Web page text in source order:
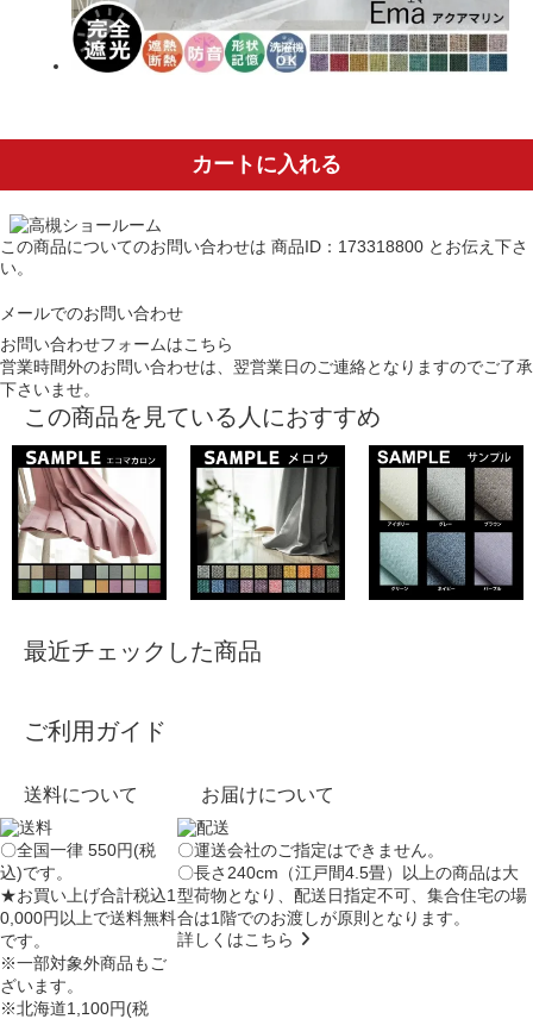
カートに入れる
この商品についてのお問い合わせは 商品ID：173318800 とお伝え下さ
い。
メールでのお問い合わせ
お問い合わせフォームはこちら
営業時間外のお問い合わせは、翌営業日のご連絡となりますのでご了承
下さいませ。
この商品を見ている人におすすめ
最近チェックした商品
ご利用ガイド
送料について
〇全国一律 550円(税
込)です。
★お買い上げ合計税込1
0,000円以上で送料無料
です。
※一部対象外商品もご
ざいます。
※北海道1,100円(税
お届けについて
〇運送会社のご指定はできません。
〇長さ240cm（江戸間4.5畳）以上の商品は大
型荷物となり、配送日指定不可 、集合住宅の場
合は1階でのお渡しが原則となります。
詳しくはこちら